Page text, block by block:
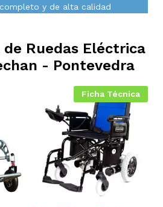
y de alta calidad
Ruedas Eléctrica
- Pontevedra
Ficha Técnica